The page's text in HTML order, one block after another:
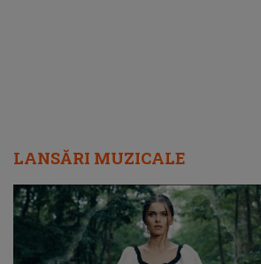
LANSĂRI MUZICALE